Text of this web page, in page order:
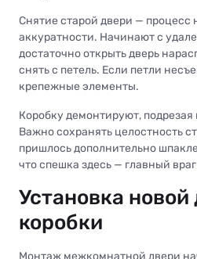
Снятие старой двери — процесс
аккуратности. Начинают с
достаточно открыть дверь
снять с петель. Если петли
крепежные элементы.
Коробку демонтируют,
Важно сохранять целостность
пришлось дополнительно
что спешка здесь — главный
Установка новой
коробки
Монтаж межкомнатной двери